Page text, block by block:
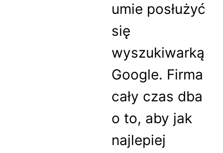
umie posłużyć
się
wyszukiwarką
Google. Firma
cały czas dba
o to, aby jak
najlepiej